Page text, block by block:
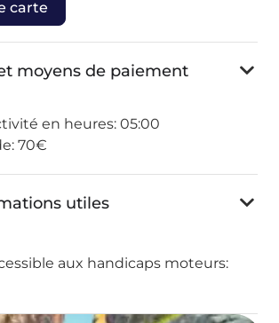
carte
moyens de paiement
en heures: 05:00
70€
utiles
aux handicaps moteurs: